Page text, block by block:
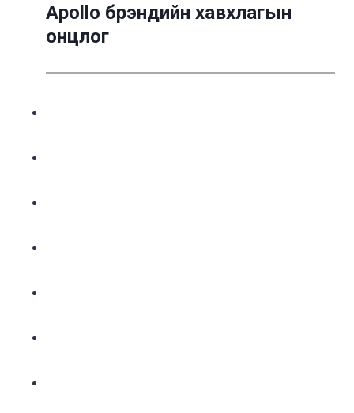
Apollo брэндийн хавхлагын
онцлог